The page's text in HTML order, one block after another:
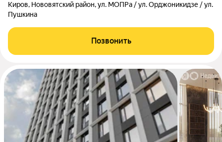
Киров, Нововятский район, ул. МОПРа / ул. Орджоникидзе / ул.
Пушкина
Позвонить